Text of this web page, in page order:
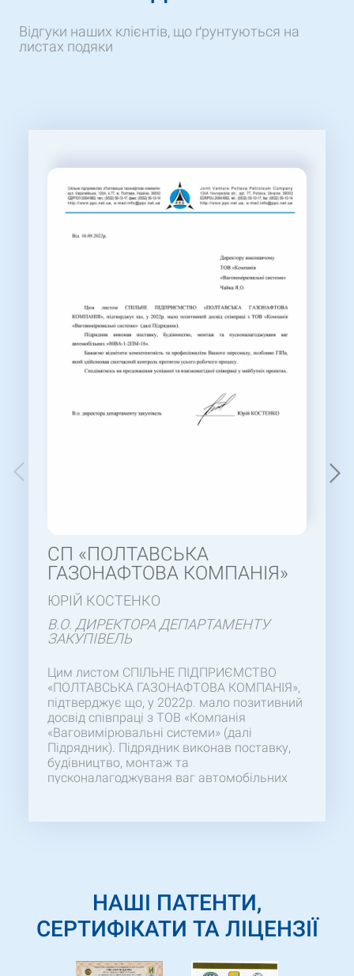
Відгуки наших клієнтів, що ґрунтуються на
листах подяки
СП «ПОЛТАВСЬКА
ГАЗОНАФТОВА КОМПАНІЯ»
ЮРІЙ КОСТЕНКО
В.О. ДИРЕКТОРА ДЕПАРТАМЕНТУ
ЗАКУПІВЕЛЬ
Цим листом СПІЛЬНЕ ПІДПРИЄМСТВО
«ПОЛТАВСЬКА ГАЗОНАФТОВА КОМПАНІЯ»,
підтверджує що, у 2022р. мало позитивний
досвід співпраці з ТОВ «Компанія
«Ваговимірювальні системи» (далі
Підрядник). Підрядник виконав поставку,
будівництво, монтаж та
пусконалагоджуваня ваг автомобільних
персоналу, особливо ГІПа, який здійснював
НАШІ ПАТЕНТИ,
СЕРТИФІКАТИ ТА ЛІЦЕНЗІЇ